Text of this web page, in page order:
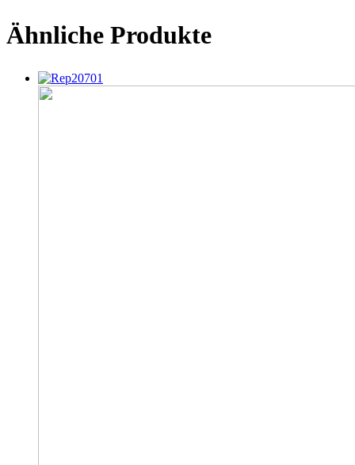
Ähnliche Produkte